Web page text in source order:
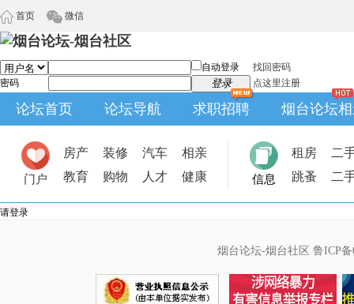
首页 微信
自动登录
找回密码
密码
登录 点这里注册
论坛首页 论坛导航 求职招聘 烟台论坛
门户
房产 装修 汽车
相亲
教育
购物 人才 健康 信息
租房
二
跳蚤
二
请登录
烟台论坛-烟台社区 鲁ICP备